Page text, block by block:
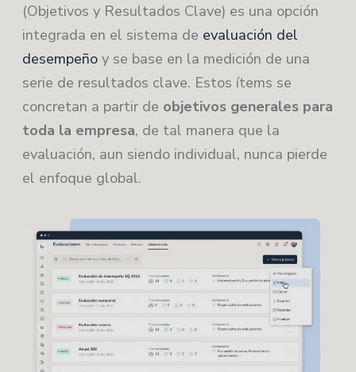
(Objetivos y Resultados Clave) es una opción
integrada en el sistema de evaluación del
desempeño y se base en la medición de una
serie de resultados clave. Estos ítems se
concretan a partir de objetivos generales para
toda la empresa, de tal manera que la
evaluación, aun siendo individual, nunca pierde
el enfoque global.